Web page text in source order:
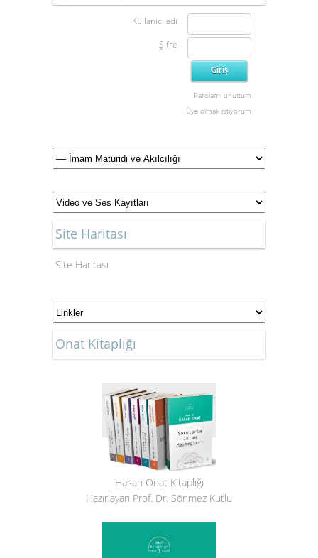
Kullanıcı adı
Şifre
Parolamı unuttum
Üye olmak istiyorum
Site Haritası
Site Haritası
Onat Kitaplığı
Hasan Onat Kitaplığı
Hazırlayan Prof. Dr. Sönmez Kutlu